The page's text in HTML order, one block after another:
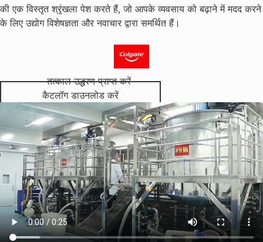
की एक विस्तृत श्रृंखला पेश करते हैं, जो आपके व्यवसाय को बढ़ाने में मदद करने
के लिए उद्योग विशेषज्ञता और नवाचार द्वारा समर्थित हैं।
तत्काल उद्धरण प्राप्त करें
कैटलॉग डाउनलोड करें